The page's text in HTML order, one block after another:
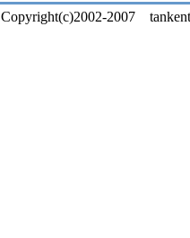
Copyright(c)2002-2007